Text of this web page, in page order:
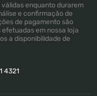
enquanto durarem
e confirmação de
de pagamento são
em nossa loja
a disponibilidade de
4321